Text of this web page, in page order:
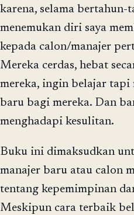
karena, selama bertahun-
menemukan diri saya
kepada calon/manajer
Mereka cerdas, hebat
mereka, ingin belajar tapi
baru bagi mereka. Dan
menghadapi kesulitan.
Buku ini dimaksudkan
manajer baru atau calon
tentang kepemimpinan
Meskipun cara terbaik